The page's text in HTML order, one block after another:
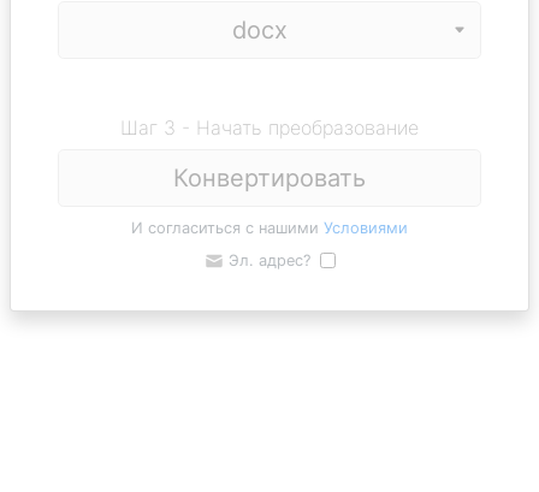
Шаг 3 - Начать преобразование
Конвертировать
И согласиться с нашими Условиями
Эл. адрес?